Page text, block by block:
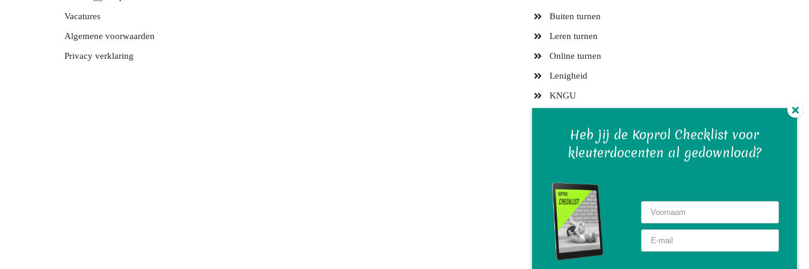
Vacatures
Algemene voorwaarden
Privacy verklaring
Buiten turnen
Leren turnen
Online turnen
Lenigheid
KNGU
Kleuterlessen
Juryleden
Turntrainers
Gymvereniging en bestuur
Turnwedstrijden
Turn(st)ers
Heb jij de Koprol Checklist voor
kleuterdocenten al gedownload?